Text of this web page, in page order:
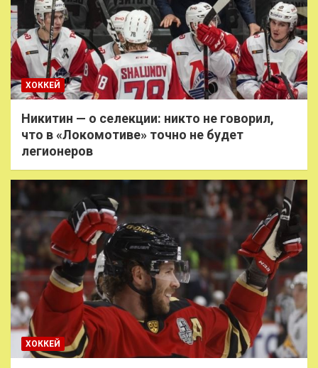
ХОККЕЙ
Никитин — о селекции: никто не говорил,
что в «Локомотиве» точно не будет
легионеров
ХОККЕЙ